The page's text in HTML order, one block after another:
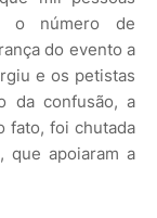
o número de
do evento a
e os petistas
da confusão, a
fato, foi chutada
que apoiaram a